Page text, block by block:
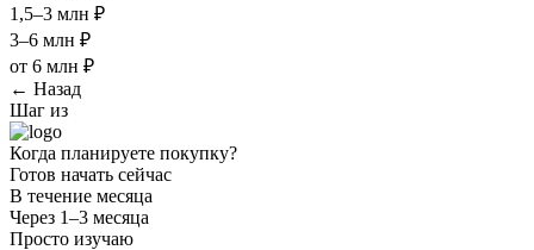
1,5–3 млн ₽
3–6 млн ₽
от 6 млн ₽
← Назад
Шаг из
Когда планируете покупку?
Готов начать сейчас
В течение месяца
Через 1–3 месяца
Просто изучаю